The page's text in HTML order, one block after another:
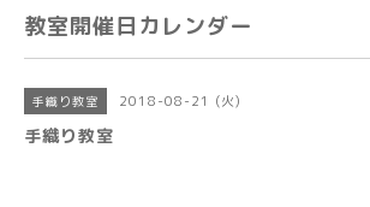
教室開催日カレンダー
手織り教室 2018-08-21 (火)
手織り教室